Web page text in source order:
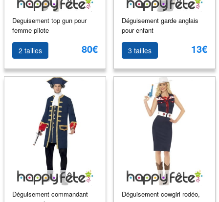
Deguisement top gun pour
femme pilote
2 tailles 80€
Déguisement garde anglais
pour enfant
3 tailles 13€
Déguisement commandant
Déguisement cowgirl rodéo,